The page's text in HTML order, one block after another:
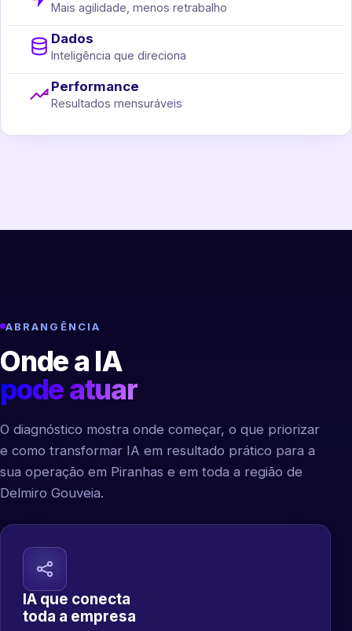
Mais agilidade, menos retrabalho
Dados
Inteligência que direciona
Performance
Resultados mensuráveis
ABRANGÊNCIA
Onde a IA
pode atuar
O diagnóstico mostra onde começar, o que priorizar
e como transformar IA em resultado prático para a
sua operação em Piranhas e em toda a região de
Delmiro Gouveia.
IA que conecta
toda a empresa